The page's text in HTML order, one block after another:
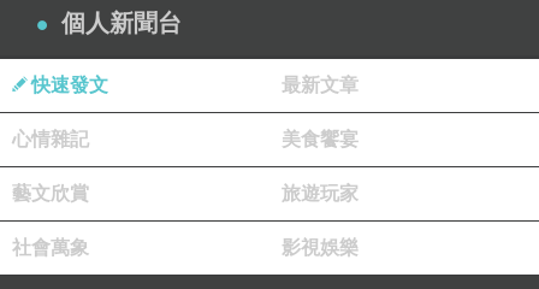
日本平輸一年國際保單
太陽能充電功能
個人新聞台
快速發文 最新文章
心情雜記 美食饗宴
藝文欣賞 旅遊玩家
社會萬象 影視娛樂